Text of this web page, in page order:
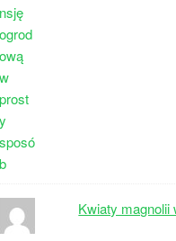
Kwiaty magnolii